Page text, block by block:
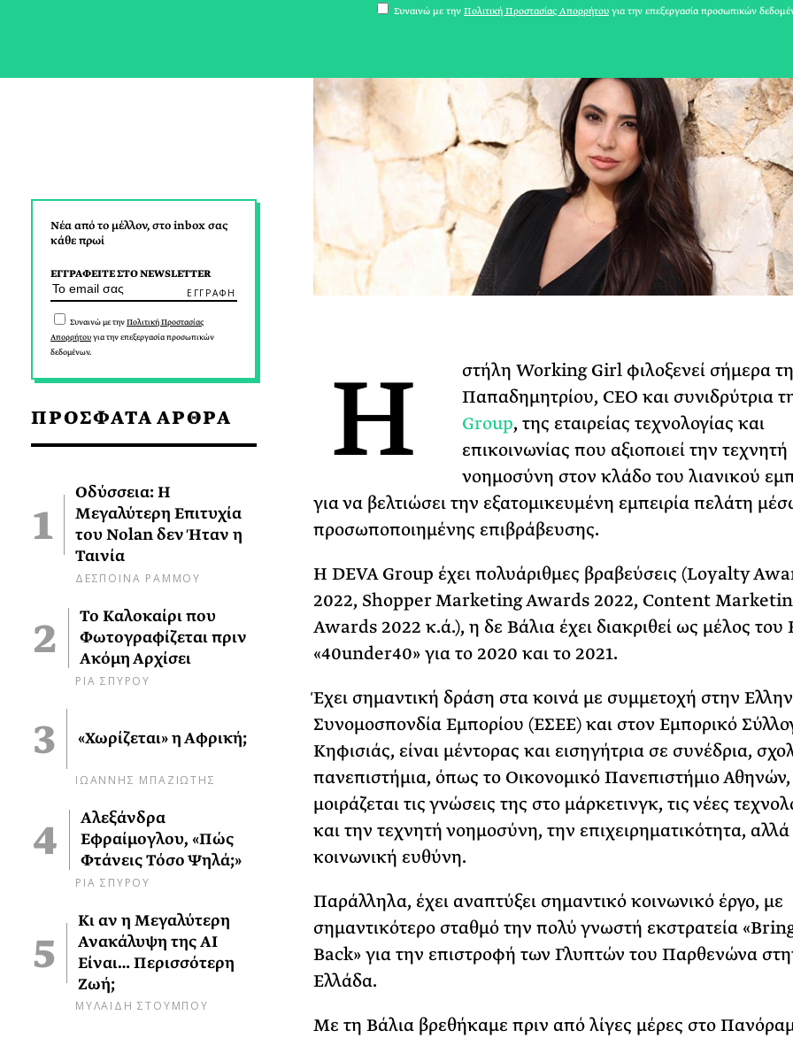
Νέα από το μέλλον, στο inbox σας
κάθε πρωί
ΕΓΓΡΑΦΕΙΤΕ ΣΤΟ NEWSLETTER
Συναινώ με τηνΠολιτική Προστασίας
Απορρήτουγια την επεξεργασία προσωπικών
δεδομένων.
ΠΡΟΣΦΑΤΑ ΑΡΘΡΑ
Οδύσσεια: Η
Μεγαλύτερη Επιτυχία
του Nolan δεν Ήταν η
Ταινία
ΔΕΣΠΟΙΝΑ ΡΑΜΜΟΥ
Το Καλοκαίρι που
Φωτογραφίζεται πριν
Ακόμη Αρχίσει
ΡΙΑ ΣΠΥΡΟΥ
«Χωρίζεται» η Αφρική;
ΙΩΑΝΝΗΣ ΜΠΑΖΙΩΤΗΣ
Αλεξάνδρα
Εφραίμογλου, «Πώς
Φτάνεις Τόσο Ψηλά;»
ΡΙΑ ΣΠΥΡΟΥ
Κι αν η Μεγαλύτερη
Ανακάλυψη της AI
Είναι… Περισσότερη
Ζωή;
ΜΥΛΑΙΔΗ ΣΤΟΥΜΠΟΥ
H
στήλη Working Girl φιλοξενεί σήμερα
Παπαδημητρίου, CEO και συνιδρύτρια
Group, της εταιρείας τεχνολογίας και
επικοινωνίας που αξιοποιεί την τεχνητή
νοημοσύνη στον κλάδο του λιανικού
για να βελτιώσει την εξατομικευμένη εμπειρία πελάτη
προσωποποιημένης επιβράβευσης.
H DEVA Group έχει πολυάριθμες βραβεύσεις (Loyalty
2022, Shopper Marketing Awards 2022, Content
Awards 2022 κ.ά.), η δε Βάλια έχει διακριθεί ως μέλος
«40under40» για το 2020 και το 2021.
Έχει σημαντική δράση στα κοινά με συμμετοχή στην
Συνομοσπονδία Εμπορίου (ΕΣΕΕ) και στον Εμπορικό
Κηφισιάς, είναι μέντορας και εισηγήτρια σε συνέδρια,
πανεπιστήμια, όπως το Οικονομικό Πανεπιστήμιο
μοιράζεται τις γνώσεις της στο μάρκετινγκ, τις νέες
και την τεχνητή νοημοσύνη, την επιχειρηματικότητα,
κοινωνική ευθύνη.
Παράλληλα, έχει αναπτύξει σημαντικό κοινωνικό έργο, με
σημαντικότερο σταθμό την πολύ γνωστή εκστρατεία
Back» για την επιστροφή των Γλυπτών του Παρθενώνα
Ελλάδα.
Με τη Βάλια βρεθήκαμε πριν από λίγες μέρες στο
31 ΙΟΥΛΙΟΥ 2026
Το Καλοκαίρι
Ακόμη Αρχίσει
Συναινώ με την Πολιτική Προστασίας Απορρήτου για την επεξεργασία προσωπικών